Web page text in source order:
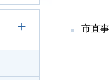
+ 市直